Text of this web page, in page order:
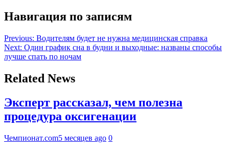
Навигация по записям
Previous: Водителям будет не нужна медицинская справка
Next: Один график сна в будни и выходные: названы способы
лучше спать по ночам
Related News
Эксперт рассказал, чем полезна
процедура оксигенации
Чемпионат.com5 месяцев ago 0